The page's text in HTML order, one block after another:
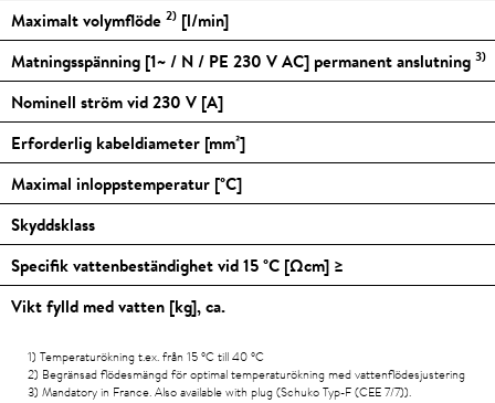
Maximalt volymflöde 2) [l/min]
Matningsspänning [1~ / N / PE 230 V AC] permanent anslutning 3)
Nominell ström vid 230 V [A]
Erforderlig kabeldiameter [mm²]
Maximal inloppstemperatur [°C]
Skyddsklass
Specifik vattenbeständighet vid 15°C [Ωcm] ≥
Vikt fylld med vatten [kg], ca.
1) Temperaturökning t.ex. från 15°Ctill 40°C
2) Begränsad flödesmängd för optimal temperaturökning med vattenflödesjustering
3) Mandatory in France. Also available with plug (Schuko Typ-F (CEE 7/7)).